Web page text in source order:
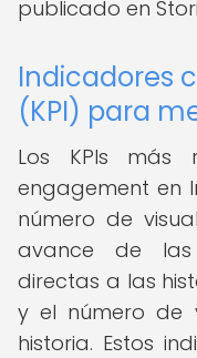
publicado en
Indicadores
(KPI) para
Los KPIs más
engagement en
número de
avance de las
directas a las
y el número de
historia. Estos